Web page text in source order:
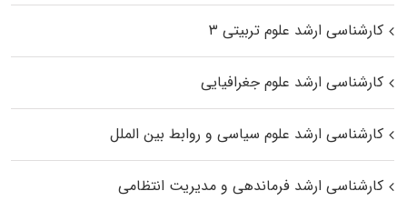
کارشناسی ارشد علوم تربیتی ۳
کارشناسی ارشد علوم جغرافیایی
کارشناسی ارشد علوم سیاسی و روابط بین الملل
کارشناسی ارشد فرماندهی و مدیریت انتظامی